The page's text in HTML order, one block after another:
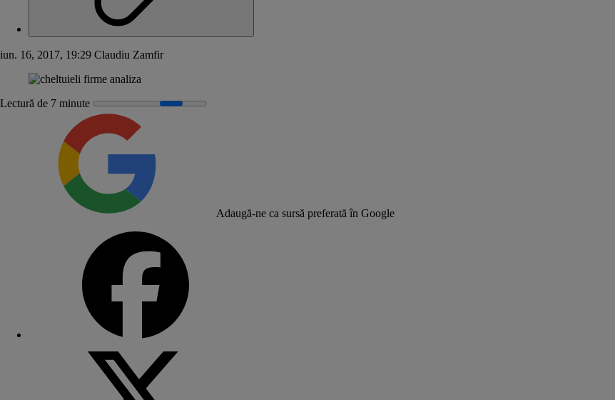
iun. 16, 2017, 19:29 Claudiu Zamfir
Lectură de 7 minute
Adaugă-ne ca sursă preferată în Google